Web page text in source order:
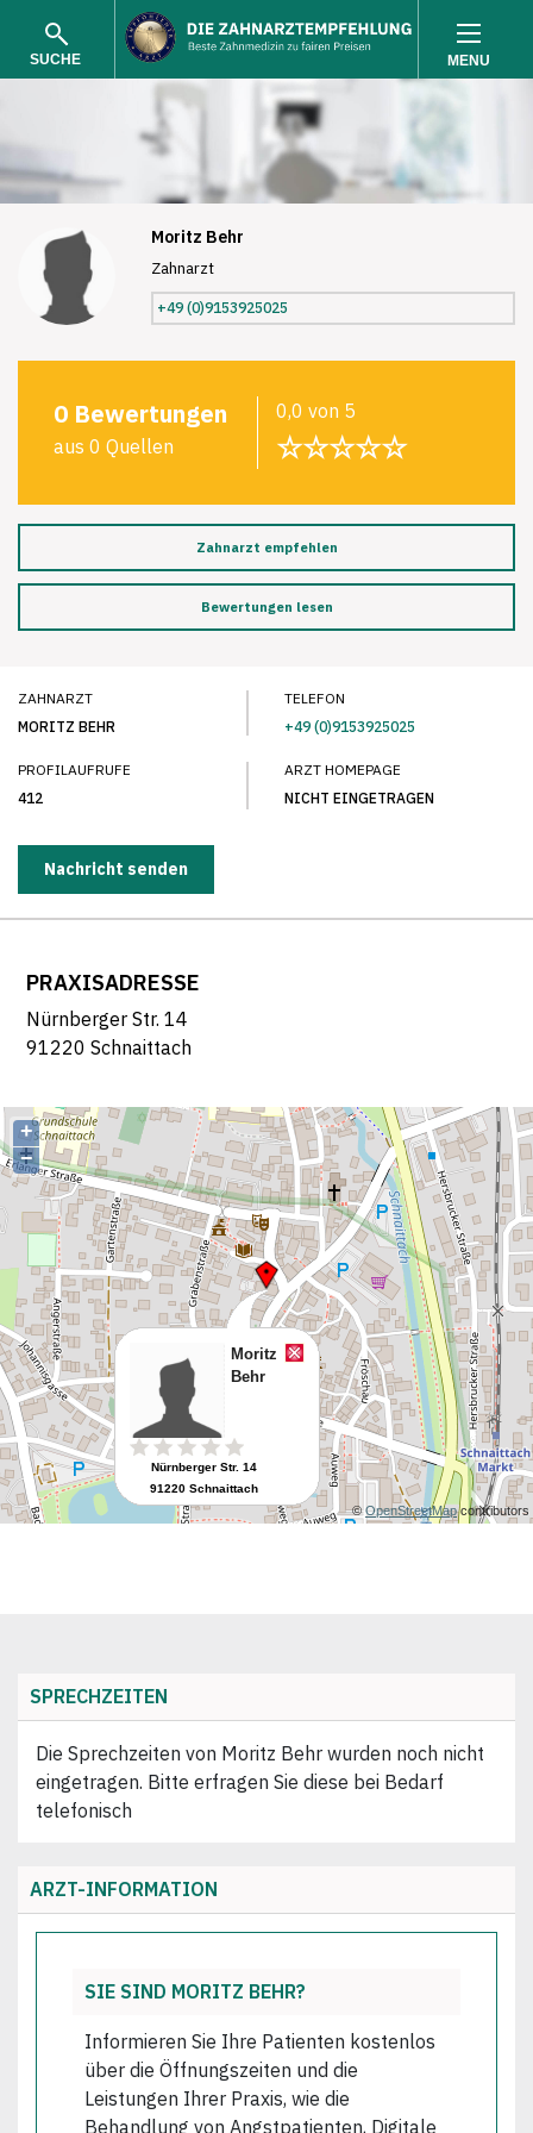
SUCHE
SUCHEN
MENU
Moritz Behr
Zahnarzt
+49 (0)9153925025
0 Bewertungen
aus 0 Quellen
0,0 von 5
☆☆☆☆☆
Zahnarzt empfehlen
Bewertungen lesen
ZAHNARZT
MORITZ BEHR
TELEFON
+49 (0)9153925025
PROFILAUFRUFE
412
ARZT HOMEPAGE
NICHT EINGETRAGEN
Nachricht senden
PRAXISADRESSE
Nürnberger Str. 14
91220 Schnaittach
SPRECHZEITEN
Die Sprechzeiten von Moritz Behr wurden noch nicht
eingetragen. Bitte erfragen Sie diese bei Bedarf
telefonisch
ARZT-INFORMATION
SIE SIND MORITZ BEHR?
Informieren Sie Ihre Patienten kostenlos
über die Öffnungszeiten und die
Leistungen Ihrer Praxis, wie die
Behandlung von Angstpatienten, Digitale